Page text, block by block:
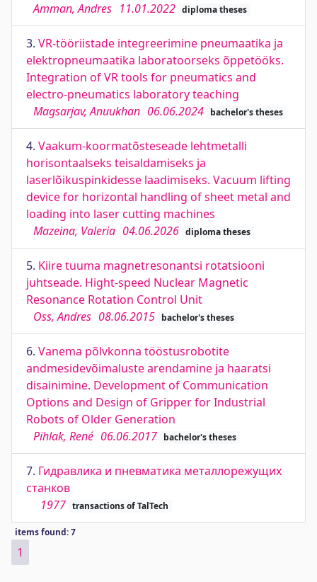
Amman, Andres 11.01.2022 diploma theses
3. VR-tööriistade integreerimine pneumaatika ja
elektropneumaatika laboratoorseks õppetööks.
Integration of VR tools for pneumatics and
electro-pneumatics laboratory teaching
Magsarjav, Anuukhan 06.06.2024 bachelor's theses
4. Vaakum-koormatõsteseade lehtmetalli
horisontaalseks teisaldamiseks ja
laserlõikuspinkidesse laadimiseks. Vacuum lifting
device for horizontal handling of sheet metal and
loading into laser cutting machines
Mazeina, Valeria 04.06.2026 diploma theses
5. Kiire tuuma magnetresonantsi rotatsiooni
juhtseade. Hight-speed Nuclear Magnetic
Resonance Rotation Control Unit
Oss, Andres 08.06.2015 bachelor's theses
6. Vanema põlvkonna tööstusrobotite
andmesidevõimaluste arendamine ja haaratsi
disainimine. Development of Communication
Options and Design of Gripper for Industrial
Robots of Older Generation
Pihlak, René 06.06.2017 bachelor's theses
7. Гидравлика и пневматика металлорежущих
станков
1977 transactions of TalTech
items found: 7
1